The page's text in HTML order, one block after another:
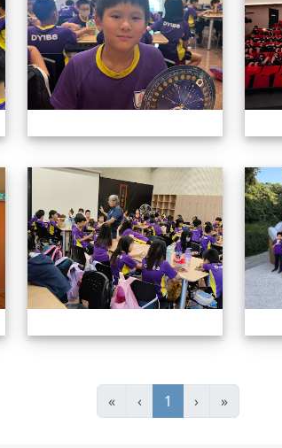
114學年四年級戶外教學 114學
« ‹ 1 (current)
› »